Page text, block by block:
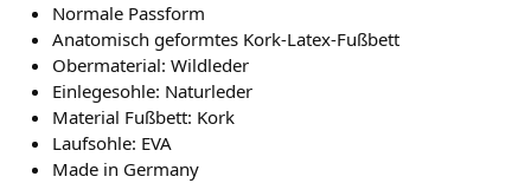
Normale Passform
Anatomisch geformtes Kork-Latex-Fußbett
Obermaterial: Wildleder
Einlegesohle: Naturleder
Material Fußbett: Kork
Laufsohle: EVA
Made in Germany